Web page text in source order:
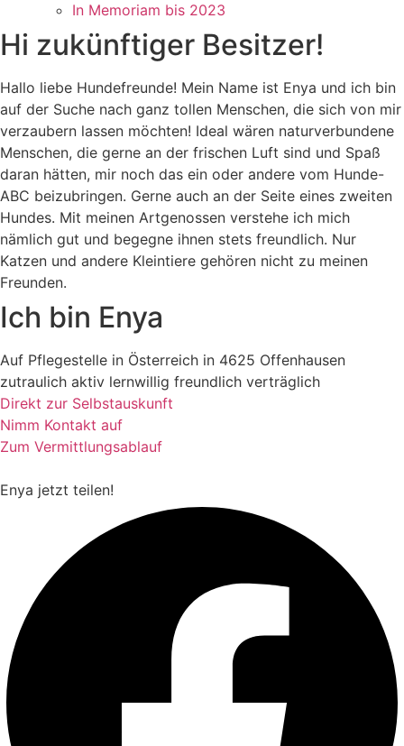
In Memoriam bis 2023
Hi zukünftiger Besitzer!
Hallo liebe Hundefreunde! Mein Name ist Enya und ich bin
auf der Suche nach ganz tollen Menschen, die sich von mir
verzaubern lassen möchten! Ideal wären naturverbundene
Menschen, die gerne an der frischen Luft sind und Spaß
daran hätten, mir noch das ein oder andere vom Hunde-
ABC beizubringen. Gerne auch an der Seite eines zweiten
Hundes. Mit meinen Artgenossen verstehe ich mich
nämlich gut und begegne ihnen stets freundlich. Nur
Katzen und andere Kleintiere gehören nicht zu meinen
Freunden.
Ich bin Enya
Auf Pflegestelle in Österreich in 4625 Offenhausen
zutraulich aktiv lernwillig freundlich verträglich
Direkt zur Selbstauskunft
Nimm Kontakt auf
Zum Vermittlungsablauf
Enya jetzt teilen!